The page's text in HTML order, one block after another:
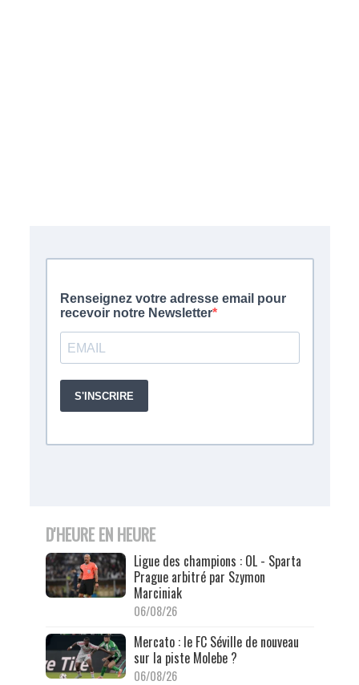
D'HEURE EN HEURE
Ligue des champions : OL - Sparta
Prague arbitré par Szymon
Marciniak
06/08/26
Mercato : le FC Séville de nouveau
sur la piste Molebe ?
06/08/26